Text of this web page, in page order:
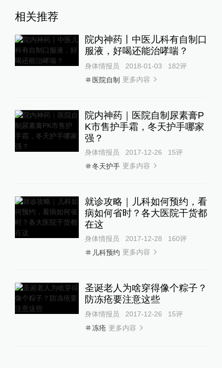
相关推荐
院内神药丨中医儿科有自制口
服液，好喝还能治哮喘？
身体情报员 2018-01-03 182评
医院自制 更多内容
院内神药｜医院自制尿素膏P
K市售护手霜，冬天护手哪家
强？
身体情报员 2017-12-26 15评
冬天护手 更多内容
就诊攻略｜儿科如何预约，看
病如何省时？各大医院干货都
在这
身体情报员 2017-12-28 160评
儿科预约 更多内容
圣诞老人为啥穿得像个粽子？
防冻疮要注意这些
身体情报员 2017-12-26 15评
冻疮 更多内容